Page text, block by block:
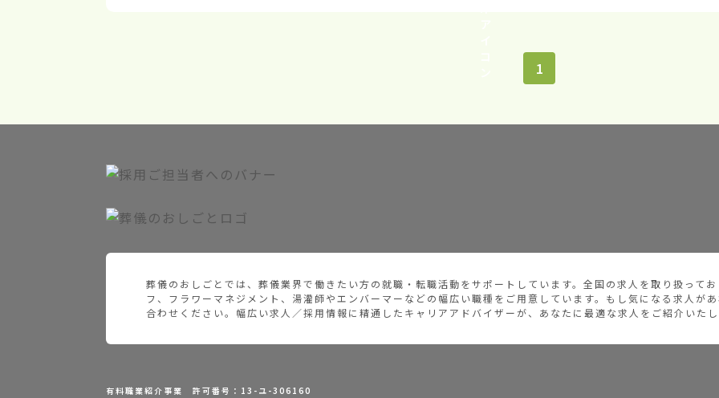
1
葬儀のおしごとでは、葬儀業界で働きたい方の就職・転職活動をサポートしています。全国の求人を取り扱って
フ、フラワーマネジメント、湯灌師やエンバーマーなどの幅広い職種をご用意しています。もし気になる求人が
合わせください。幅広い求人／採用情報に精通したキャリアアドバイザーが、あなたに最適な求人をご紹介いた
有料職業紹介事業 許可番号：13-ユ-306160